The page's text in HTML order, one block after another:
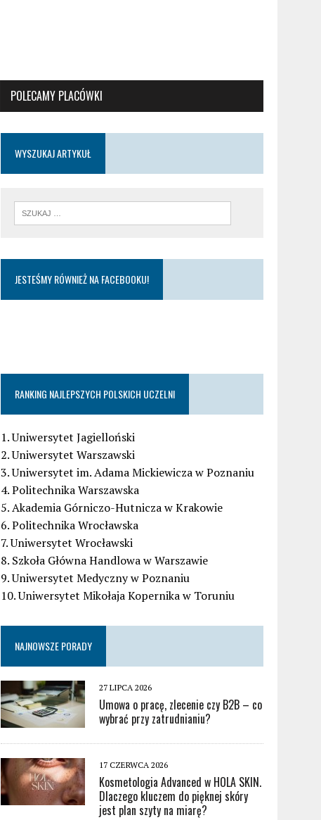
POLECAMY PLACÓWKI
WYSZUKAJ ARTYKUŁ
JESTEŚMY RÓWNIEŻ NA FACEBOOKU!
RANKING NAJLEPSZYCH POLSKICH UCZELNI
1. Uniwersytet Jagielloński
2. Uniwersytet Warszawski
3. Uniwersytet im. Adama Mickiewicza w Poznaniu
4. Politechnika Warszawska
5. Akademia Górniczo-Hutnicza w Krakowie
6. Politechnika Wrocławska
7. Uniwersytet Wrocławski
8. Szkoła Główna Handlowa w Warszawie
9. Uniwersytet Medyczny w Poznaniu
10. Uniwersytet Mikołaja Kopernika w Toruniu
NAJNOWSZE PORADY
27 LIPCA 2026
Umowa o pracę, zlecenie czy B2B – co
wybrać przy zatrudnianiu?
17 CZERWCA 2026
Kosmetologia Advanced w HOLA SKIN.
Dlaczego kluczem do pięknej skóry
jest plan szyty na miarę?